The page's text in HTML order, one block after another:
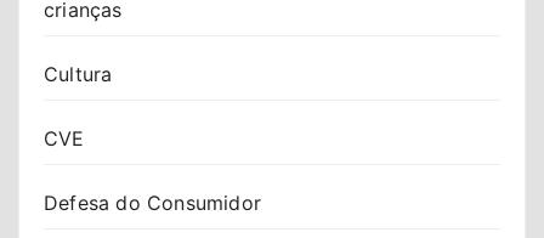
crianças
Cultura
CVE
Defesa do Consumidor